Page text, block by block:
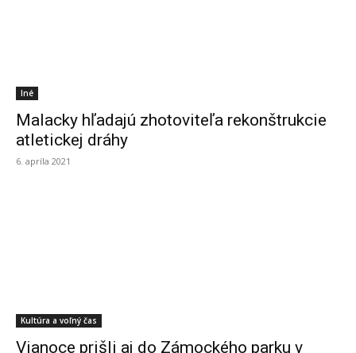
Iné
Malacky hľadajú zhotoviteľa rekonštrukcie
atletickej dráhy
6. apríla 2021
Kultúra a voľný čas
Vianoce prišli aj do Zámockého parku v